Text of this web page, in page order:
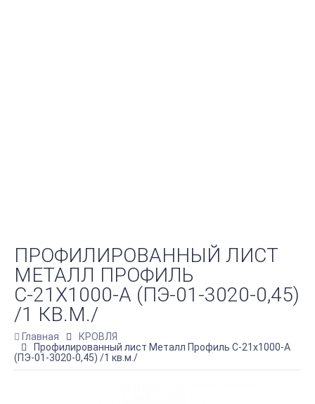
ПРОФИЛИРОВАННЫЙ ЛИСТ
МЕТАЛЛ ПРОФИЛЬ
С-21Х1000-A (ПЭ-01-3020-0,45)
/1 КВ.М./
Главная
КРОВЛЯ
Профилированный лист Металл Профиль С-21х1000-A
(ПЭ-01-3020-0,45) /1 кв.м./